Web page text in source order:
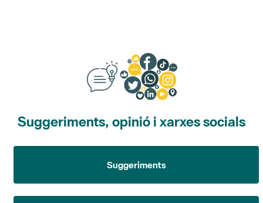
Suggeriments, opinió i xarxes socials
Suggeriments